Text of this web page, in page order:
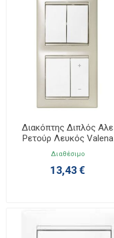
Διακόπτης Διπλός Αλε
Ρετούρ Λευκός Valena
774408
Διαθέσιμο
13,43 €